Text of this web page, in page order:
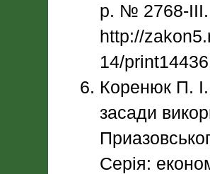
р. № 2768-
http://
14/
Коренюк П.
засади
Серія: